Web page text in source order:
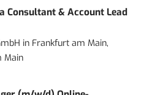
Consultant & Account Lead
in Frankfurt am Main,
Main